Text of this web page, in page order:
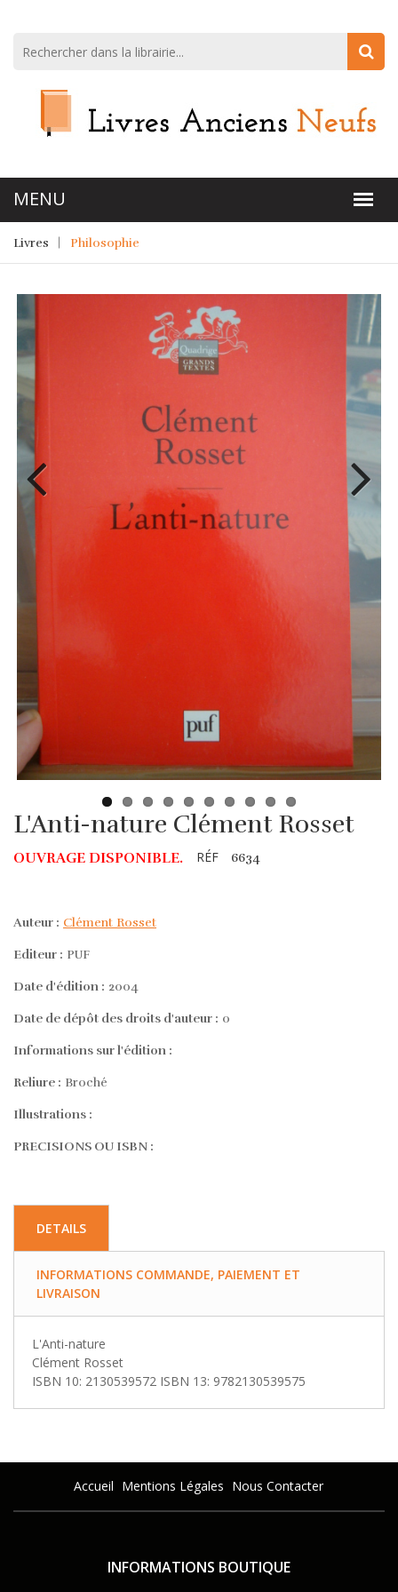
Livres Philosophie
L'Anti-nature Clément Rosset
OUVRAGE DISPONIBLE. RÉF 6634
Auteur : Clément Rosset
Editeur : PUF
Date d'édition : 2004
Date de dépôt des droits d'auteur : 0
Informations sur l'édition :
Reliure : Broché
Illustrations :
PRECISIONS OU ISBN :
DETAILS
INFORMATIONS COMMANDE, PAIEMENT ET
LIVRAISON
L'Anti-nature
Clément Rosset
ISBN 10: 2130539572 ISBN 13: 9782130539575
Accueil Mentions Légales Nous Contacter
INFORMATIONS BOUTIQUE